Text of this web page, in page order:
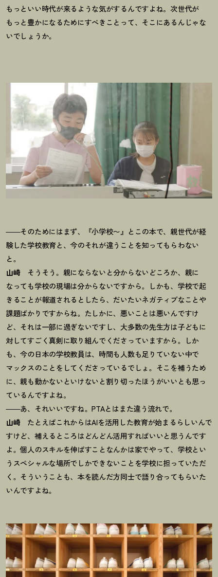
もっといい時代が来るような気がするんですよね。次世代が
もっと豊かになるためにすべきことって、そこにあるんじゃな
いでしょうか。
――そのためにはまず、『小学校〜』とこの本で、親世代が経
験した学校教育と、今のそれが違うことを知ってもらわない
と。
山崎 そうそう。親にならないと分からないどころか、親に
なっても学校の現場は分からないですから。しかも、学校で起
きることが報道されるとしたら、だいたいネガティブなことや
課題ばかりですからね。たしかに、悪いことは悪いんですけ
ど、それは一部に過ぎないですし、大多数の先生方は子どもに
対してすごく真剣に取り組んでくださっていますから。しか
も、今の日本の学校教員は、時間も人数も足りていない中で
マックスのことをしてくださっているでしょ。そこを補うため
に、親も動かないといけないと割り切ったほうがいいとも思っ
ているんですよね。
――あ、それいいですね。PTAとはまた違う流れで。
山崎たとえばこれからはAIを活用した教育が始まるらしいんで
すけど、補えるところはどんどん活用すればいいと思うんです
よ。個人のスキルを伸ばすことなんかは家でやって、学校とい
うスペシャルな場所でしかできないことを学校に担っていただ
く。そういうことも、本を読んだ方同士で語り合ってもらいた
いんですよね。